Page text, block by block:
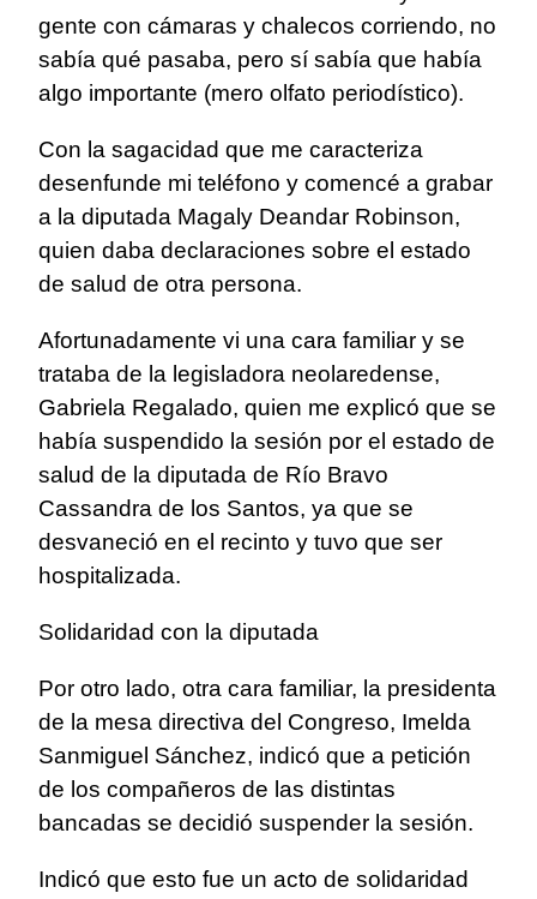
gente con cámaras y chalecos corriendo, no
sabía qué pasaba, pero sí sabía que había
algo importante (mero olfato periodístico).
Con la sagacidad que me caracteriza
desenfunde mi teléfono y comencé a grabar
a la diputada Magaly Deandar Robinson,
quien daba declaraciones sobre el estado
de salud de otra persona.
Afortunadamente vi una cara familiar y se
trataba de la legisladora neolaredense,
Gabriela Regalado, quien me explicó que se
había suspendido la sesión por el estado de
salud de la diputada de Río Bravo
Cassandra de los Santos, ya que se
desvaneció en el recinto y tuvo que ser
hospitalizada.
Solidaridad con la diputada
Por otro lado, otra cara familiar, la presidenta
de la mesa directiva del Congreso, Imelda
Sanmiguel Sánchez, indicó que a petición
de los compañeros de las distintas
bancadas se decidió suspender la sesión.
Indicó que esto fue un acto de solidaridad